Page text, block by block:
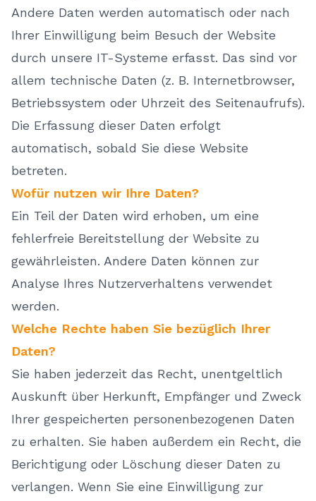
Andere Daten werden automatisch oder nach
Ihrer Einwilligung beim Besuch der Website
durch unsere IT-Systeme erfasst. Das sind vor
allem technische Daten (z. B. Internetbrowser,
Betriebssystem oder Uhrzeit des Seitenaufrufs).
Die Erfassung dieser Daten erfolgt
automatisch, sobald Sie diese Website
betreten.
Wofür nutzen wir Ihre Daten?
Ein Teil der Daten wird erhoben, um eine
fehlerfreie Bereitstellung der Website zu
gewährleisten. Andere Daten können zur
Analyse Ihres Nutzerverhaltens verwendet
werden.
Welche Rechte haben Sie bezüglich Ihrer
Daten?
Sie haben jederzeit das Recht, unentgeltlich
Auskunft über Herkunft, Empfänger und Zweck
Ihrer gespeicherten personenbezogenen Daten
zu erhalten. Sie haben außerdem ein Recht, die
Berichtigung oder Löschung dieser Daten zu
verlangen. Wenn Sie eine Einwilligung zur